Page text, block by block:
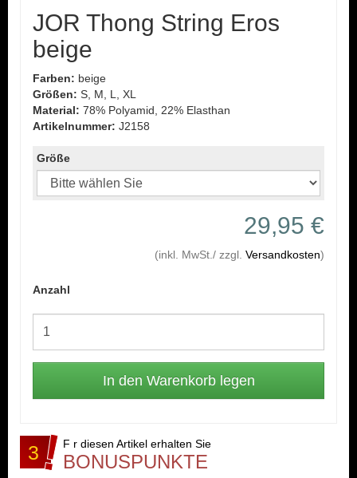
JOR Thong String Eros
beige
Farben: beige
Größen: S, M, L, XL
Material: 78% Polyamid, 22% Elasthan
Artikelnummer: J2158
Größe
29,95 €
(inkl. MwSt./ zzgl. Versandkosten)
Anzahl
3 F r diesen Artikel erhalten Sie
BONUSPUNKTE